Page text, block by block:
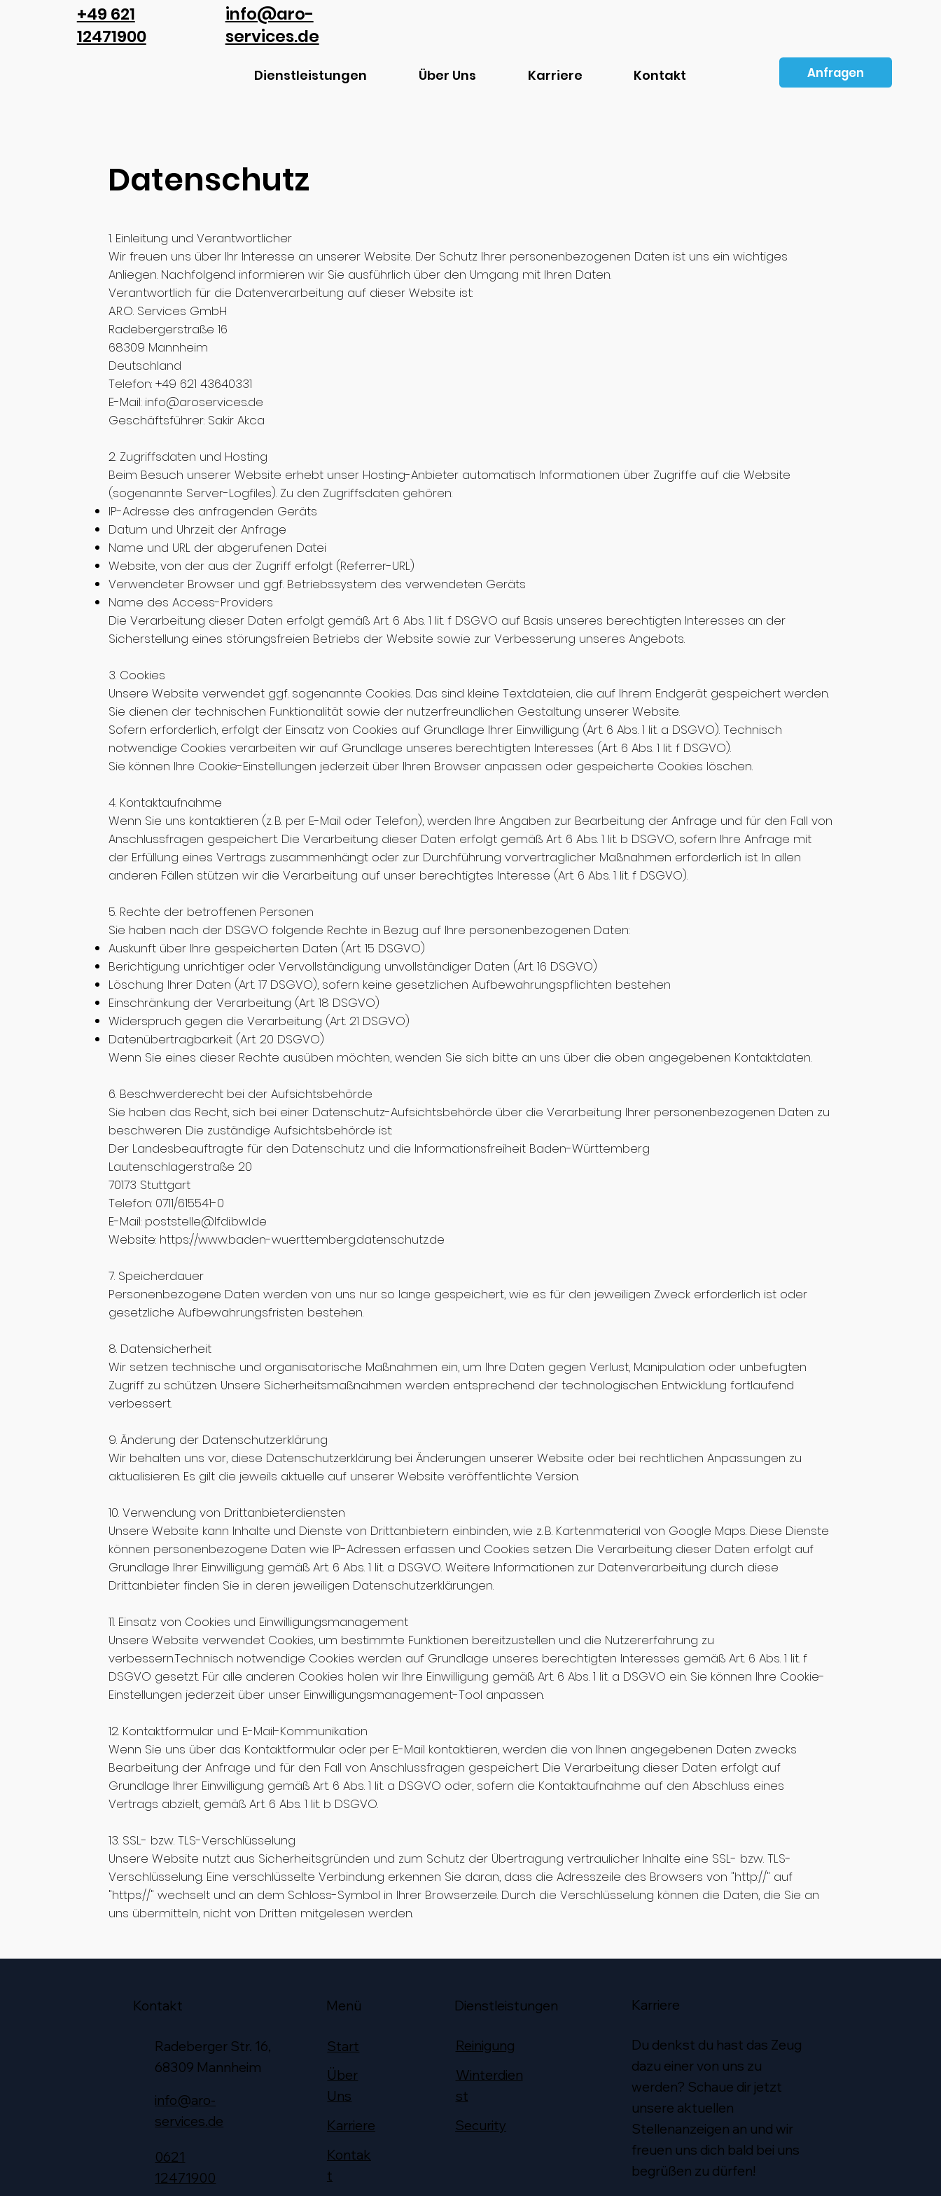
+49 621
12471900
info@aro-
services.de
Dienstleistungen Über Uns Karriere Kontakt Anfragen
Datenschutz
1. Einleitung und Verantwortlicher
Wir freuen uns über Ihr Interesse an unserer Website. Der Schutz Ihrer personenbezogenen Daten ist uns ein wichtiges
Anliegen. Nachfolgend informieren wir Sie ausführlich über den Umgang mit Ihren Daten.
Verantwortlich für die Datenverarbeitung auf dieser Website ist:
A.R.O. Services GmbH
Radebergerstraße 16
68309 Mannheim
Deutschland
Telefon: +49 621 43640331
E-Mail: info@aroservices.de
Geschäftsführer: Sakir Akca
2. Zugriffsdaten und Hosting
Beim Besuch unserer Website erhebt unser Hosting-Anbieter automatisch Informationen über Zugriffe auf die Website
(sogenannte Server-Logfiles). Zu den Zugriffsdaten gehören:
IP-Adresse des anfragenden Geräts
Datum und Uhrzeit der Anfrage
Name und URL der abgerufenen Datei
Website, von der aus der Zugriff erfolgt (Referrer-URL)
Verwendeter Browser und ggf. Betriebssystem des verwendeten Geräts
Name des Access-Providers
Die Verarbeitung dieser Daten erfolgt gemäß Art. 6 Abs. 1 lit. f DSGVO auf Basis unseres berechtigten Interesses an der
Sicherstellung eines störungsfreien Betriebs der Website sowie zur Verbesserung unseres Angebots.
3. Cookies
Unsere Website verwendet ggf. sogenannte Cookies. Das sind kleine Textdateien, die auf Ihrem Endgerät gespeichert werden.
Sie dienen der technischen Funktionalität sowie der nutzerfreundlichen Gestaltung unserer Website.
Sofern erforderlich, erfolgt der Einsatz von Cookies auf Grundlage Ihrer Einwilligung (Art. 6 Abs. 1 lit. a DSGVO). Technisch
notwendige Cookies verarbeiten wir auf Grundlage unseres berechtigten Interesses (Art. 6 Abs. 1 lit. f DSGVO).
Sie können Ihre Cookie-Einstellungen jederzeit über Ihren Browser anpassen oder gespeicherte Cookies löschen.
4. Kontaktaufnahme
Wenn Sie uns kontaktieren (z. B. per E-Mail oder Telefon), werden Ihre Angaben zur Bearbeitung der Anfrage und für den Fall von
Anschlussfragen gespeichert. Die Verarbeitung dieser Daten erfolgt gemäß Art. 6 Abs. 1 lit. b DSGVO, sofern Ihre Anfrage mit
der Erfüllung eines Vertrags zusammenhängt oder zur Durchführung vorvertraglicher Maßnahmen erforderlich ist. In allen
anderen Fällen stützen wir die Verarbeitung auf unser berechtigtes Interesse (Art. 6 Abs. 1 lit. f DSGVO).
5. Rechte der betroffenen Personen
Sie haben nach der DSGVO folgende Rechte in Bezug auf Ihre personenbezogenen Daten:
Auskunft über Ihre gespeicherten Daten (Art. 15 DSGVO)
Berichtigung unrichtiger oder Vervollständigung unvollständiger Daten (Art. 16 DSGVO)
Löschung Ihrer Daten (Art. 17 DSGVO), sofern keine gesetzlichen Aufbewahrungspflichten bestehen
Einschränkung der Verarbeitung (Art. 18 DSGVO)
Widerspruch gegen die Verarbeitung (Art. 21 DSGVO)
Datenübertragbarkeit (Art. 20 DSGVO)
Wenn Sie eines dieser Rechte ausüben möchten, wenden Sie sich bitte an uns über die oben angegebenen Kontaktdaten.
6. Beschwerderecht bei der Aufsichtsbehörde
Sie haben das Recht, sich bei einer Datenschutz-Aufsichtsbehörde über die Verarbeitung Ihrer personenbezogenen Daten zu
beschweren. Die zuständige Aufsichtsbehörde ist:
Der Landesbeauftragte für den Datenschutz und die Informationsfreiheit Baden-Württemberg
Lautenschlagerstraße 20
70173 Stuttgart
Telefon: 0711/615541-0
E-Mail: poststelle@lfdi.bwl.de
Website: https://www.baden-wuerttemberg.datenschutz.de
7. Speicherdauer
Personenbezogene Daten werden von uns nur so lange gespeichert, wie es für den jeweiligen Zweck erforderlich ist oder
gesetzliche Aufbewahrungsfristen bestehen.
8. Datensicherheit
Wir setzen technische und organisatorische Maßnahmen ein, um Ihre Daten gegen Verlust, Manipulation oder unbefugten
Zugriff zu schützen. Unsere Sicherheitsmaßnahmen werden entsprechend der technologischen Entwicklung fortlaufend
verbessert.
9. Änderung der Datenschutzerklärung
Wir behalten uns vor, diese Datenschutzerklärung bei Änderungen unserer Website oder bei rechtlichen Anpassungen zu
aktualisieren. Es gilt die jeweils aktuelle auf unserer Website veröffentlichte Version.
10. Verwendung von Drittanbieterdiensten
Unsere Website kann Inhalte und Dienste von Drittanbietern einbinden, wie z. B. Kartenmaterial von Google Maps. Diese Dienste
können personenbezogene Daten wie IP-Adressen erfassen und Cookies setzen. Die Verarbeitung dieser Daten erfolgt auf
Grundlage Ihrer Einwilligung gemäß Art. 6 Abs. 1 lit. a DSGVO. Weitere Informationen zur Datenverarbeitung durch diese
Drittanbieter finden Sie in deren jeweiligen Datenschutzerklärungen.
11. Einsatz von Cookies und Einwilligungsmanagement
Unsere Website verwendet Cookies, um bestimmte Funktionen bereitzustellen und die Nutzererfahrung zu
verbessern.Technisch notwendige Cookies werden auf Grundlage unseres berechtigten Interesses gemäß Art. 6 Abs. 1 lit. f
DSGVO gesetzt. Für alle anderen Cookies holen wir Ihre Einwilligung gemäß Art. 6 Abs. 1 lit. a DSGVO ein. Sie können Ihre Cookie-
Einstellungen jederzeit über unser Einwilligungsmanagement-Tool anpassen.
12. Kontaktformular und E-Mail-Kommunikation
Wenn Sie uns über das Kontaktformular oder per E-Mail kontaktieren, werden die von Ihnen angegebenen Daten zwecks
Bearbeitung der Anfrage und für den Fall von Anschlussfragen gespeichert. Die Verarbeitung dieser Daten erfolgt auf
Grundlage Ihrer Einwilligung gemäß Art. 6 Abs. 1 lit. a DSGVO oder, sofern die Kontaktaufnahme auf den Abschluss eines
Vertrags abzielt, gemäß Art. 6 Abs. 1 lit. b DSGVO.
13. SSL- bzw. TLS-Verschlüsselung
Unsere Website nutzt aus Sicherheitsgründen und zum Schutz der Übertragung vertraulicher Inhalte eine SSL- bzw. TLS-
Verschlüsselung. Eine verschlüsselte Verbindung erkennen Sie daran, dass die Adresszeile des Browsers von "http://" auf
"https://" wechselt und an dem Schloss-Symbol in Ihrer Browserzeile. Durch die Verschlüsselung können die Daten, die Sie an
uns übermitteln, nicht von Dritten mitgelesen werden.
Kontakt
0621
12471900
Radeberger Str. 16,
68309 Mannheim
info@aro-
services.de
Menü
Start
Über
Uns
Karriere
Kontak
t
Dienstleistungen
Reinigung
Winterdien
st
Security
Karriere
Du denkst du hast das Zeug
dazu einer von uns zu
werden? Schaue dir jetzt
unsere aktuellen
Stellenanzeigen an und wir
freuen uns dich bald bei uns
begrüßen zu dürfen!